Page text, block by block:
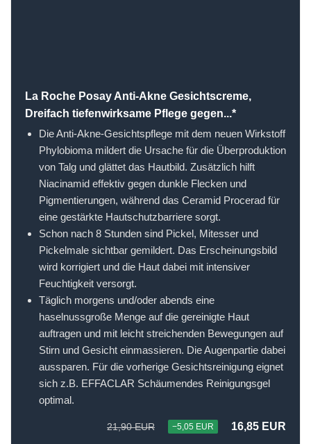
La Roche Posay Anti-Akne Gesichtscreme,
Dreifach tiefenwirksame Pflege gegen...*
Die Anti-Akne-Gesichtspflege mit dem neuen Wirkstoff
Phylobioma mildert die Ursache für die Überproduktion
von Talg und glättet das Hautbild. Zusätzlich hilft
Niacinamid effektiv gegen dunkle Flecken und
Pigmentierungen, während das Ceramid Procerad für
eine gestärkte Hautschutzbarriere sorgt.
Schon nach 8 Stunden sind Pickel, Mitesser und
Pickelmale sichtbar gemildert. Das Erscheinungsbild
wird korrigiert und die Haut dabei mit intensiver
Feuchtigkeit versorgt.
Täglich morgens und/oder abends eine
haselnussgroße Menge auf die gereinigte Haut
auftragen und mit leicht streichenden Bewegungen auf
Stirn und Gesicht einmassieren. Die Augenpartie dabei
aussparen. Für die vorherige Gesichtsreinigung eignet
sich z.B. EFFACLAR Schäumendes Reinigungsgel
optimal.
21,90 EUR −5,05 EUR 16,85 EUR